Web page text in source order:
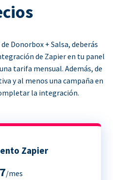
Donorbox + Salsa, deberás
de Zapier en tu panel
tarifa mensual. Además, de
y al menos una campaña en
la integración.
Zapier
/mes